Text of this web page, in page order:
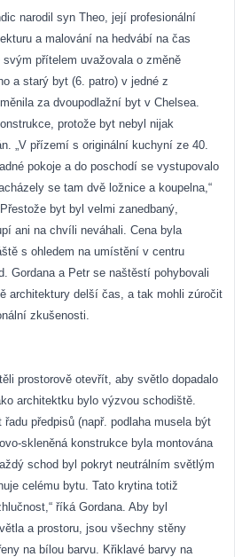
narodil syn Theo, její profesionální
a malování na hedvábí na čas
přítelem uvažovala o změně
a starý byt (6. patro) v jedné z
za dvoupodlažní byt v Chelsea.
protože byt nebyl nijak
„V přízemí s originální kuchyní ze 40.
pokoje a do poschodí se vystupovalo
se tam dvě ložnice a koupelna,“
byt byl velmi zanedbaný,
ani na chvíli neváhali. Cena byla
s ohledem na umístění v centru
Gordana a Petr se naštěstí pohybovali
architektury delší čas, a tak mohli zúročit
zkušenosti.
prostorově otevřít, aby světlo dopadalo
architektku bylo výzvou schodiště.
řadu předpisů (např. podlaha musela být
skleněná konstrukce byla montována
schod byl pokryt neutrálním světlým
celému bytu. Tato krytina totiž
říká Gordana. Aby byl
a prostoru, jsou všechny stěny
na bílou barvu. Křiklavé barvy na